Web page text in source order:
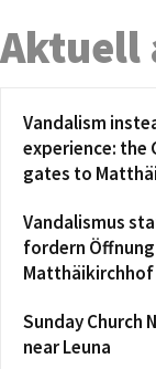
Aktuell
Vandalism
experience: the
gates to
Vandalismus
fordern
Matthäikirchhof
Sunday Church
near Leuna